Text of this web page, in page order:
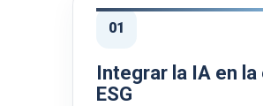
01
Integrar la IA en
ESG